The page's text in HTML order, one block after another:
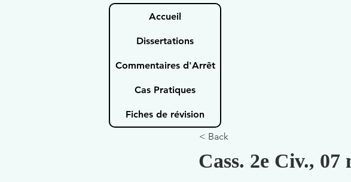
Accueil
Dissertations
Commentaires d'Arrêt
Cas Pratiques
Fiches de révision
< Back
Cass. 2e Civ., 07